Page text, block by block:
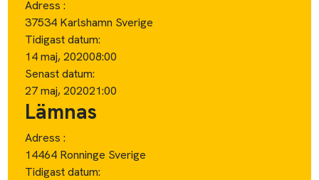
Adress :
37534 Karlshamn Sverige
Tidigast datum:
14 maj, 202008:00
Senast datum:
27 maj, 202021:00
Lämnas
Adress :
14464 Ronninge Sverige
Tidigast datum: